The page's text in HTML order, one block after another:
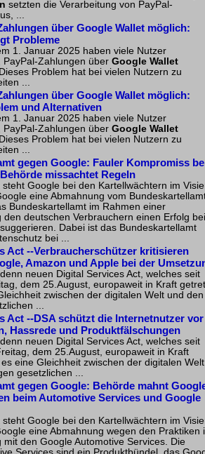
setzten die Verarbeitung von PayPal-
...
über Google Wallet möglich:
Probleme
1. Januar 2025 haben viele Nutzer
PayPal-Zahlungen über Google Wallet
Problem hat bei vielen Nutzern zu
...
über Google Wallet möglich:
und Alternativen
1. Januar 2025 haben viele Nutzer
PayPal-Zahlungen über Google Wallet
Problem hat bei vielen Nutzern zu
...
gegen Google: Fauler Kompromiss
missachtet Regeln
Google bei den Kartellwächtern im
eine Abmahnung vom
Bundeskartellamt im Rahmen einer
den deutschen Verbrauchern einen Erfolg
Dabei ist das Bundeskartellamt
bei ...
Act --Verbraucherschützer kritisieren
Amazon und Apple bei der
neuen Digital Services Act, welches seit
dem 25.August, europaweit in Kraft
zwischen der digitalen Welt und den
...
Act --DSA schützt die Internetnutzer vor
Hassrede und Produktfälschungen
neuen Digital Services Act, welches seit
dem 25.August, europaweit in Kraft
eine Gleichheit zwischen der digitalen Welt
gesetzlichen ...
gegen Google: Behörde mahnt
beim Automotive Services und Google
Google bei den Kartellwächtern im
eine Abmahnung wegen den Praktiken
den Google Automotive Services. Die